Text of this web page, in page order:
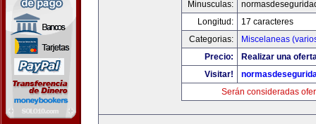
Minusculas:
Longitud:
17 caracteres
Categorias:
Miscelaneas
Precio:
Realizar una
Visitar!
Serán consideradas